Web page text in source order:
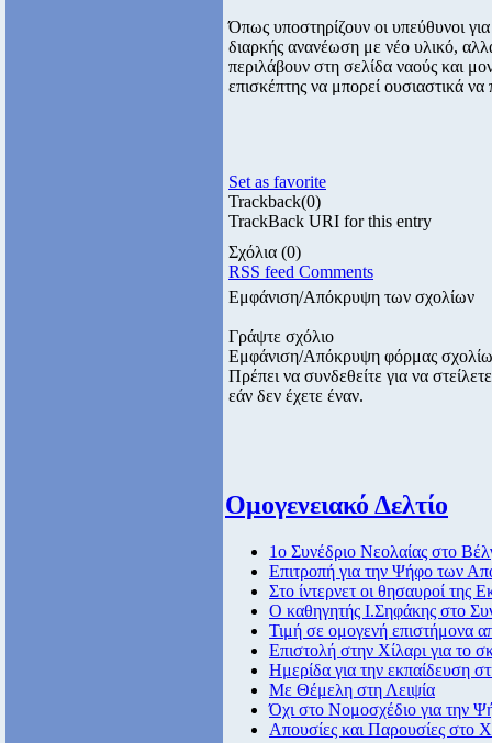
Όπως υποστηρίζουν οι υπεύθυνοι για
διαρκής ανανέωση με νέο υλικό,
περιλάβουν στη σελίδα ναούς και
επισκέπτης να μπορεί ουσιαστικά
Set as favorite
Trackback(0)
TrackBack URI for this entry
Σχόλια (0)
RSS feed Comments
Εμφάνιση/Απόκρυψη των σχολίων
Γράψτε σχόλιο
Εμφάνιση/Απόκρυψη φόρμας
Πρέπει να συνδεθείτε για να
εάν δεν έχετε έναν.
Ομογενειακό Δελτίο
1ο Συνέδριο Νεολαίας στο
Επιτροπή για την Ψήφο των
Στο ίντερνετ οι θησαυροί της
Ο καθηγητής Ι.Σηφάκης στο
Τιμή σε ομογενή επιστήμονα
Επιστολή στην Χίλαρι για το
Ημερίδα για την εκπαίδευση
Με Θέμελη στη Λειψία
Όχι στο Νομοσχέδιο για την
Απουσίες και Παρουσίες στο